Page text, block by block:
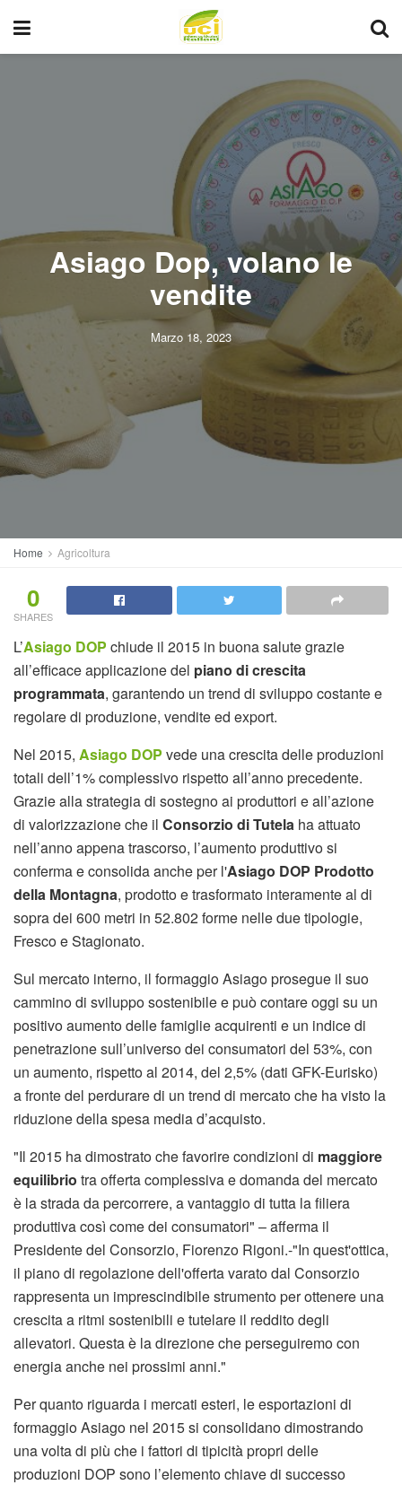
Asiago Dop, volano le
vendite
Marzo 18, 2023
Home Agricoltura
0
SHARES
L’Asiago DOP chiude il 2015 in buona salute grazie
all’efficace applicazione del piano di crescita
programmata, garantendo un trend di sviluppo costante e
regolare di produzione, vendite ed export.
Nel 2015, Asiago DOP vede una crescita delle produzioni
totali dell’1% complessivo rispetto all’anno precedente.
Grazie alla strategia di sostegno ai produttori e all’azione
di valorizzazione che il Consorzio di Tutela ha attuato
nell’anno appena trascorso, l’aumento produttivo si
conferma e consolida anche per l'Asiago DOP Prodotto
della Montagna, prodotto e trasformato interamente al di
sopra dei 600 metri in 52.802 forme nelle due tipologie,
Fresco e Stagionato.
Sul mercato interno, il formaggio Asiago prosegue il suo
cammino di sviluppo sostenibile e può contare oggi su un
positivo aumento delle famiglie acquirenti e un indice di
penetrazione sull’universo dei consumatori del 53%, con
un aumento, rispetto al 2014, del 2,5% (dati GFK-Eurisko)
a fronte del perdurare di un trend di mercato che ha visto la
riduzione della spesa media d’acquisto.
"Il 2015 ha dimostrato che favorire condizioni di maggiore
equilibrio tra offerta complessiva e domanda del mercato
è la strada da percorrere, a vantaggio di tutta la filiera
produttiva così come dei consumatori" – afferma il
Presidente del Consorzio, Fiorenzo Rigoni.-"In quest'ottica,
il piano di regolazione dell'offerta varato dal Consorzio
rappresenta un imprescindibile strumento per ottenere una
crescita a ritmi sostenibili e tutelare il reddito degli
allevatori. Questa è la direzione che perseguiremo con
energia anche nei prossimi anni."
Per quanto riguarda i mercati esteri, le esportazioni di
formaggio Asiago nel 2015 si consolidano dimostrando
una volta di più che i fattori di tipicità propri delle
produzioni DOP sono l’elemento chiave di successo